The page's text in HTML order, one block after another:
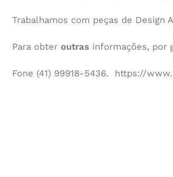
Trabalhamos com peças de Design
Para obter outras informações, por
Fone (41) 99918-5436. https://